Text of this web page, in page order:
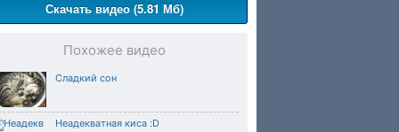
Скачать видео (5.81 Мб)
Похожее видео
Сладкий сон
Неадекватная киса :D